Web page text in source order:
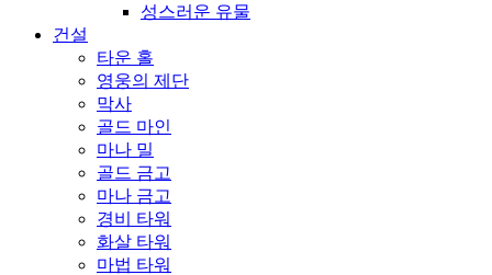
성스러운 유물
건설
타운 홀
영웅의 제단
막사
골드 마인
마나 밀
골드 금고
마나 금고
경비 타워
화살 타워
마법 타워